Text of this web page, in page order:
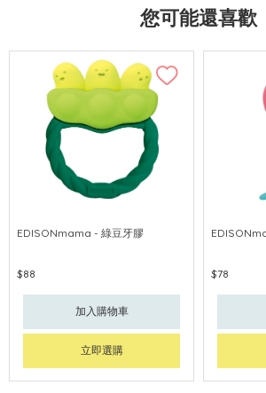
您可能還喜歡
EDISONmama - 綠豆牙膠
$88
加入購物車
立即選購
$78